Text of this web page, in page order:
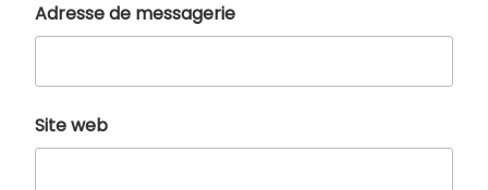
Adresse de messagerie
Site web